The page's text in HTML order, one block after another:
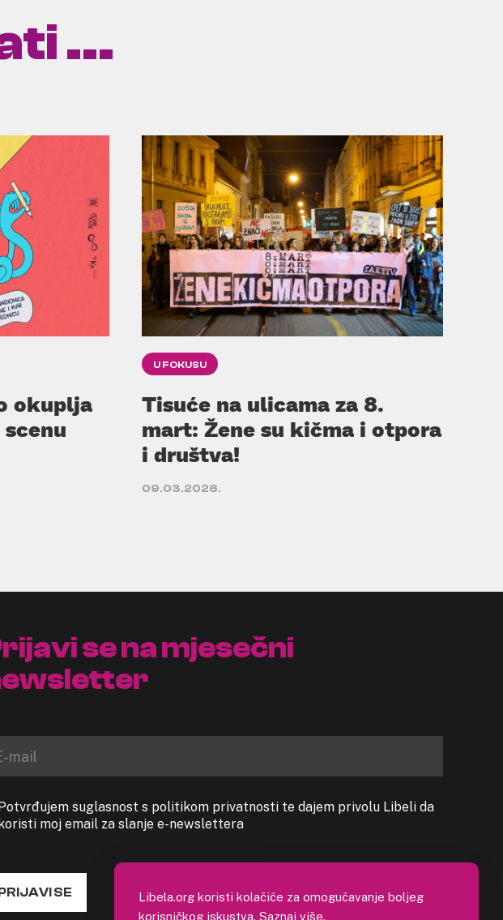
...
okuplja
U FOKUSU
Tisuće na ulicama za 8.
mart: Žene su kičma i otpora
i društva!
09.03.2026.
se na mjesečni
suglasnost s politikom privatnosti te dajem privolu Libeli da
moj email za slanje e-newslettera
SE
Libela.org koristi kolačiće za omogućavanje boljeg
korisničkog iskustva. Saznaj više.